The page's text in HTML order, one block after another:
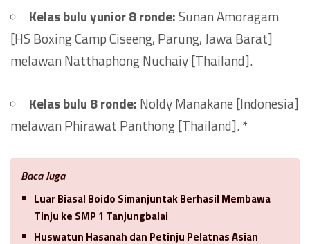
Kelas bulu yunior 8 ronde:Sunan Amoragam
[HS Boxing Camp Ciseeng, Parung, Jawa Barat]
melawan Natthaphong Nuchaiy [Thailand].
Kelas bulu 8 ronde: Noldy Manakane [Indonesia]
melawan Phirawat Panthong [Thailand]. *
Baca Juga
Luar Biasa! Boido Simanjuntak Berhasil Membawa
Tinju ke SMP 1 Tanjungbalai
Huswatun Hasanah dan Petinju Pelatnas Asian